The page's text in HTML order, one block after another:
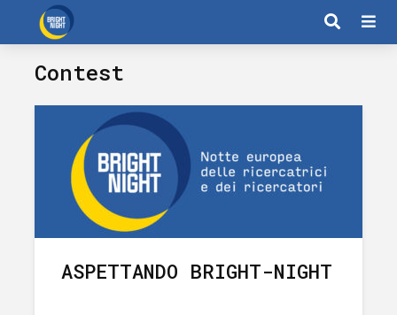
Contest
ASPETTANDO BRIGHT-NIGHT